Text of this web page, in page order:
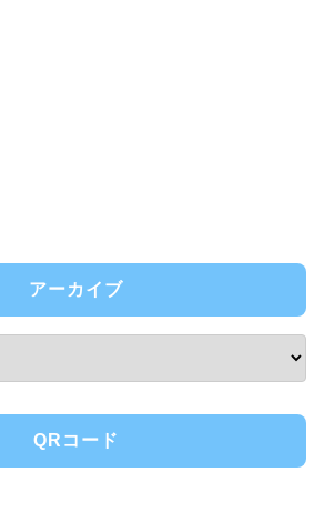
アーカイブ
QRコード